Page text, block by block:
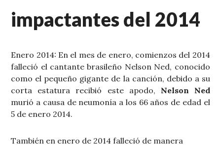
impactantes del 2014
Enero 2014: En el mes de enero, comienzos del 2014
falleció el cantante brasileño Nelson Ned, conocido
como el pequeño gigante de la canción, debido a su
corta estatura recibió este apodo, Nelson Ned
murió a causa de neumonía a los 66 años de edad el
5 de enero 2014.
También en enero de 2014 falleció de manera